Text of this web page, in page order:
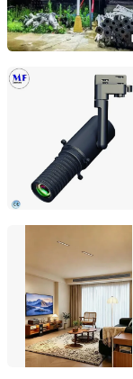
Dongguan MF
Guangdong,
Guangzhou
Hunan, China